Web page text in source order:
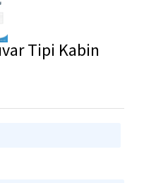
Tipi Kabin